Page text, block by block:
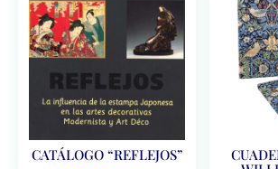
CATÁLOGO “REFLEJOS”